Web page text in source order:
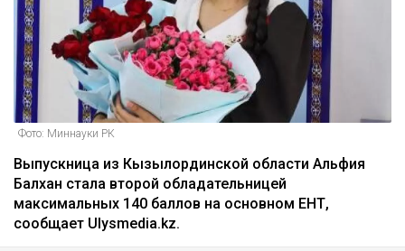
Фото: Миннауки РК
Выпускница из Кызылординской области Альфия
Балхан стала второй обладательницей
максимальных 140 баллов на основном ЕНТ,
сообщает Ulysmedia.kz.